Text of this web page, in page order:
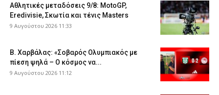
Αθλητικές μεταδόσεις 9/8: MotoGP,
Eredivisie, Σκωτία και τένις Masters
9 Αυγούστου 2026 11:33
Β. Χαρβάλας: «Σοβαρός Ολυμπιακός με
πίεση ψηλά – Ο κόσμος να...
9 Αυγούστου 2026 11:12